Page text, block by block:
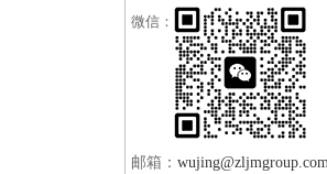
微信：
邮箱：